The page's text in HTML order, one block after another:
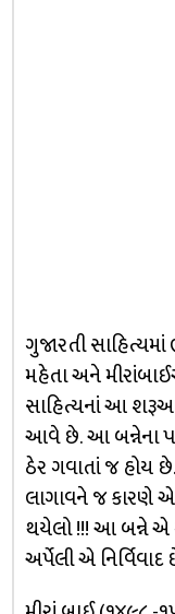
ગુજારતી
મહેતા અને
સાહિત્યનાં આ
આવે છે. આ બન્નેના
ઠેર ગવાતાં જ હોય
લાગાવને જ કારણે
થયેલો !!! આ બન્ને એ
અર્પેલી એ નિર્વિવાદ